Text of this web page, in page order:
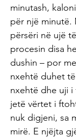
minutash,
për një minutë.
përsëri në ujë
procesin disa
dushin – por
nxehtë duhet
nxehtë dhe uji
jetë vërtet i
nuk digjeni, sa
mirë. E njëjta